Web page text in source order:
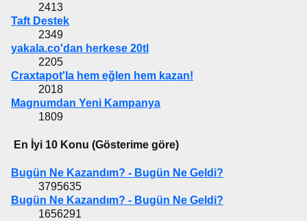
2413
Taft Destek
2349
yakala.co'dan herkese 20tl
2205
Craxtapot'la hem eğlen hem kazan!
2018
Magnumdan Yeni Kampanya
1809
En İyi 10 Konu (Gösterime göre)
Bugün Ne Kazandım? - Bugün Ne Geldi?
3795635
Bugün Ne Kazandım? - Bugün Ne Geldi?
1656291